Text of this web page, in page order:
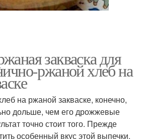
закваска для
ржаной хлеб на
на ржаной закваске, конечно,
дольше, чем его дрожжевые
точно стоит того. Прежде
особенный вкус этой выпечки.